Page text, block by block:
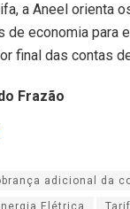
a Aneel orienta
de economia para
final das contas
Frazão
adicional da
Elétrica